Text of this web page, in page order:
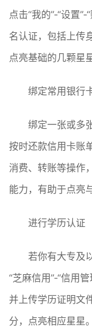
点击“我的”-“设置
名认证，包括上传
点亮基础的几颗星
绑定常用银行
绑定一张或多
按时还款信用卡账
消费、转账等操作
能力，有助于点亮
进行学历认证
若你有大专及
“芝麻信用”-“信用
并上传学历证明文
分，点亮相应星星。